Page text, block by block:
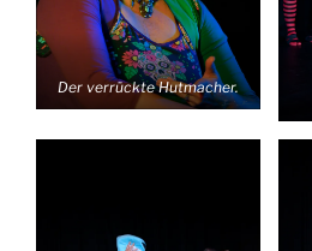
Der verrückte Hutmacher.